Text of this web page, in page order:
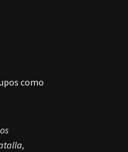
como